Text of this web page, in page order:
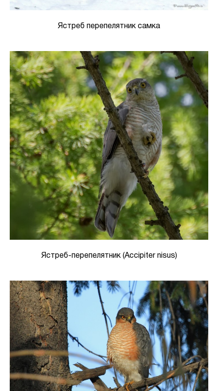
Ястреб перепелятник самка
Ястреб-перепелятник (Accipiter nisus)